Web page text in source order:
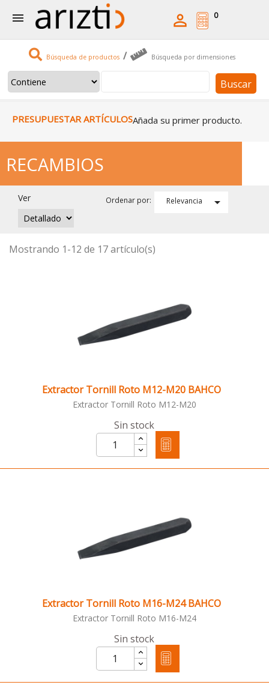
 
Búsqueda de productos / Búsqueda por dimensiones
Buscar
0
PRESUPUESTAR ARTÍCULOSAñada su primer producto.
RECAMBIOS
Ver Ordenar por: Relevancia 
Mostrando 1-12 de 17 artículo(s)
Extractor Tornill Roto M12-M20 BAHCO
Extractor Tornill Roto M12-M20
Sin stock
Extractor Tornill Roto M16-M24 BAHCO
Extractor Tornill Roto M16-M24
Sin stock